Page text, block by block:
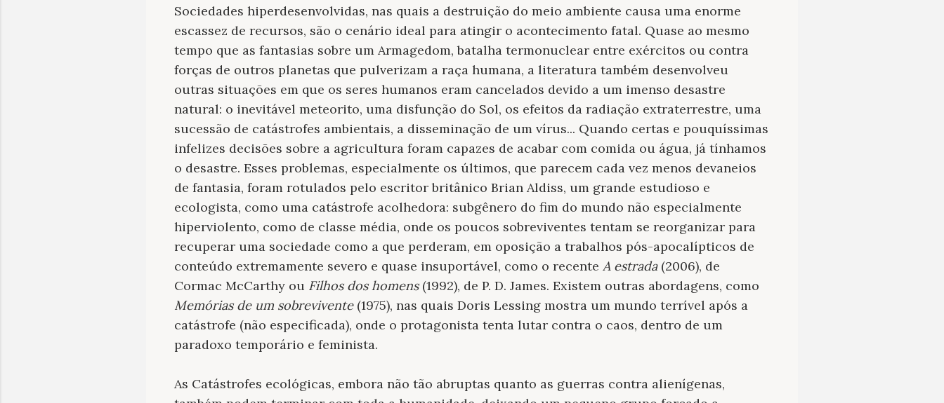
Sociedades hiperdesenvolvidas, nas quais a destruição do meio ambiente causa uma enorme
escassez de recursos, são o cenário ideal para atingir o acontecimento fatal. Quase ao mesmo
tempo que as fantasias sobre um Armagedom, batalha termonuclear entre exércitos ou contra
forças de outros planetas que pulverizam a raça humana, a literatura também desenvolveu
outras situações em que os seres humanos eram cancelados devido a um imenso desastre
natural: o inevitável meteorito, uma disfunção do Sol, os efeitos da radiação extraterrestre, uma
sucessão de catástrofes ambientais, a disseminação de um vírus... Quando certas e pouquíssimas
infelizes decisões sobre a agricultura foram capazes de acabar com comida ou água, já tínhamos
o desastre. Esses problemas, especialmente os últimos, que parecem cada vez menos devaneios
de fantasia, foram rotulados pelo escritor britânico Brian Aldiss, um grande estudioso e
ecologista, como uma catástrofe acolhedora: subgênero do fim do mundo não especialmente
hiperviolento, como de classe média, onde os poucos sobreviventes tentam se reorganizar para
recuperar uma sociedade como a que perderam, em oposição a trabalhos pós-apocalípticos de
conteúdo extremamente severo e quase insuportável, como o recente A estrada (2006), de
Cormac McCarthy ou Filhos dos homens(1992), de P. D. James. Existem outras abordagens, como
Memórias de um sobrevivente(1975), nas quais Doris Lessing mostra um mundo terrível após a
catástrofe (não especificada), onde o protagonista tenta lutar contra o caos, dentro de um
paradoxo temporário e feminista.
As Catástrofes ecológicas, embora não tão abruptas quanto as guerras contra alienígenas,